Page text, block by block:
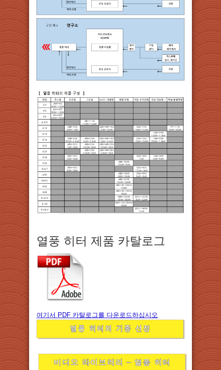
열풍 히터 제품 카탈로그
여기서 PDF 카탈로그를 다운로드하십시오